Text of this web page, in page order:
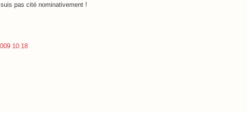
pas cité nominativement !
10:18